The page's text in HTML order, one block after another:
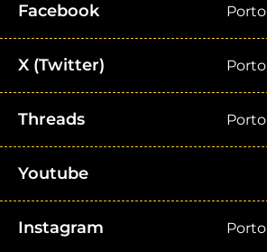
Facebook Porto
X (Twitter) Porto
Threads Porto
Youtube
Instagram Porto